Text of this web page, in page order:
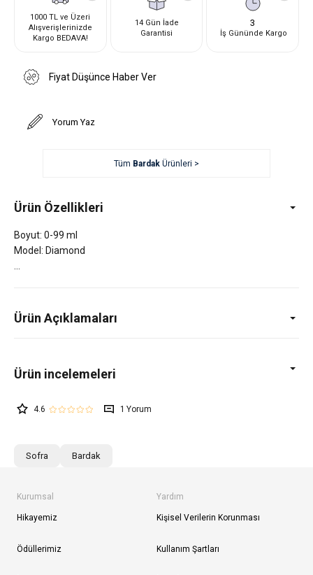
1000 TL ve Üzeri
Alışverişlerinizde
Kargo BEDAVA!
14 Gün İade
Garantisi
3
İş Gününde Kargo
Fiyat Düşünce Haber Ver
Yorum Yaz
Tüm BardakÜrünleri >
Ürün Özellikleri
Boyut: 0-99 ml
Model: Diamond
Ürün Açıklamaları
4.6 1
Sofra Bardak
Kurumsal
Hikayemiz
Ödüllerimiz
Yardım
Kişisel Verilerin Korunması
Kullanım Şartları